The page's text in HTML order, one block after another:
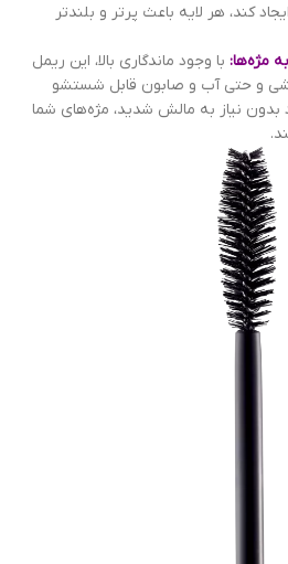
کند، هر لایه باعث پرتر و بلندتر
مژه‌ها: با وجود ماندگاری بالا، این ریمل
و حتی آب و صابون قابل شستشو
نیاز به مالش شدید، مژه‌های شما